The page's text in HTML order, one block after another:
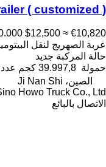
( customized )
$12,500 ≈ €10,820
عربة الصهريج لنقل
حالة المركبة جديد
حمولة 39.997,8 كجم عدد
الصين، Ji Nan Shi
Howo Truck Co., Ltd.
الاتصال بالبائع